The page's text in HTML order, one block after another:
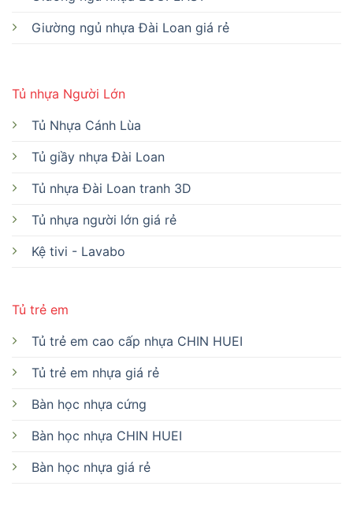
Tủ nhựa Người Lớn
Tủ Nhựa Cánh Lùa
Tủ giầy nhựa Đài Loan
Tủ nhựa Đài Loan tranh 3D
Tủ nhựa người lớn giá rẻ
Kệ tivi - Lavabo
Tủ trẻ em
Tủ trẻ em cao cấp nhựa CHIN HUEI
Tủ trẻ em nhựa giá rẻ
Bàn học nhựa cứng
Bàn học nhựa CHIN HUEI
Bàn học nhựa giá rẻ
Giường ngủ nhựa Đài Loan giá rẻ